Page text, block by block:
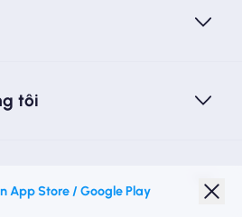
tôi
App Store / Google Play